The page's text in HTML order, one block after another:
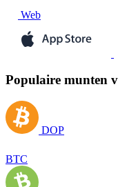
Web
Populaire munten
DOP
BTC